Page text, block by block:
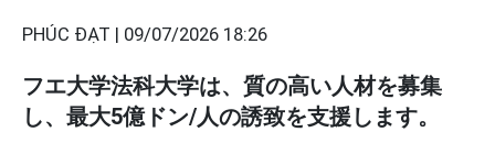
PHÚC ĐẠT | 09/07/2026 18:26
フエ大学法科大学は、質の高い人材を募集
し、最大5億ドン/人の誘致を支援します。